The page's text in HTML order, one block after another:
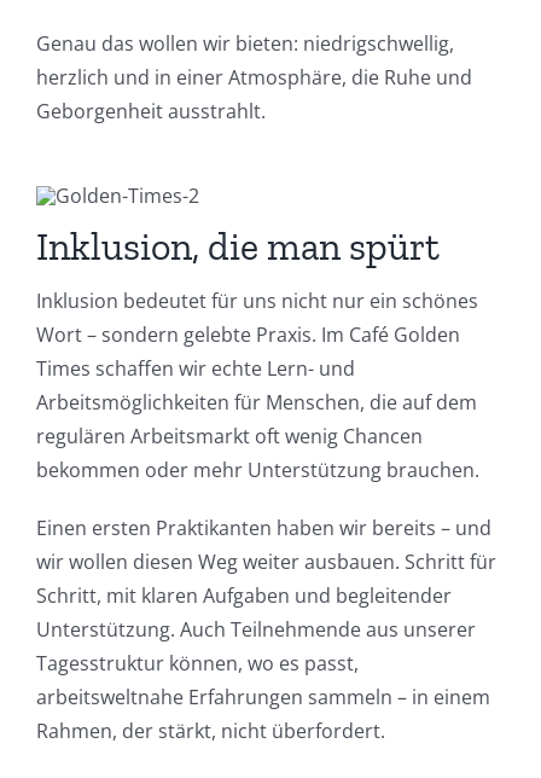
Genau das wollen wir bieten: niedrigschwellig,
herzlich und in einer Atmosphäre, die Ruhe und
Geborgenheit ausstrahlt.
Inklusion, die man spürt
Inklusion bedeutet für uns nicht nur ein schönes
Wort – sondern gelebte Praxis. Im Café Golden
Times schaffen wir echte Lern- und
Arbeitsmöglichkeiten für Menschen, die auf dem
regulären Arbeitsmarkt oft wenig Chancen
bekommen oder mehr Unterstützung brauchen.
Einen ersten Praktikanten haben wir bereits – und
wir wollen diesen Weg weiter ausbauen. Schritt für
Schritt, mit klaren Aufgaben und begleitender
Unterstützung. Auch Teilnehmende aus unserer
Tagesstruktur können, wo es passt,
arbeitsweltnahe Erfahrungen sammeln – in einem
Rahmen, der stärkt, nicht überfordert.